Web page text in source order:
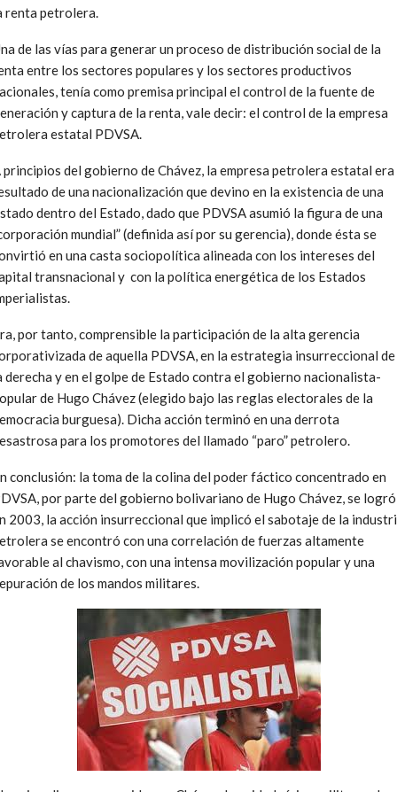
renta petrolera.
de las vías para generar un proceso de distribución social de la
entre los sectores populares y los sectores productivos
tenía como premisa principal el control de la fuente de
y captura de la renta, vale decir: el control de la empresa
estatal PDVSA.
principios del gobierno de Chávez, la empresa petrolera estatal era
de una nacionalización que devino en la existencia de una
dentro del Estado, dado que PDVSA asumió la figura de una
mundial” (definida así por su gerencia), donde ésta se
en una casta sociopolítica alineada con los intereses del
transnacional y con la política energética de los Estados
por tanto, comprensible la participación de la alta gerencia
de aquella PDVSA, en la estrategia insurreccional de
derecha y en el golpe de Estado contra el gobierno nacionalista-
de Hugo Chávez (elegido bajo las reglas electorales de la
burguesa). Dicha acción terminó en una derrota
para los promotores del llamado “paro” petrolero.
conclusión: la toma de la colina del poder fáctico concentrado en
por parte del gobierno bolivariano de Hugo Chávez, se logró
2003, la acción insurreccional que implicó el sabotaje de la
se encontró con una correlación de fuerzas altamente
al chavismo, con una intensa movilización popular y una
de los mandos militares.